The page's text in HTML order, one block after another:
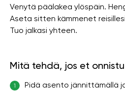
Venytä päälakea ylöspäin.
Aseta sitten kämmenet
Tuo jalkasi yhteen.
Mitä tehdä, jos et
1
Pidä asento jännittämällä